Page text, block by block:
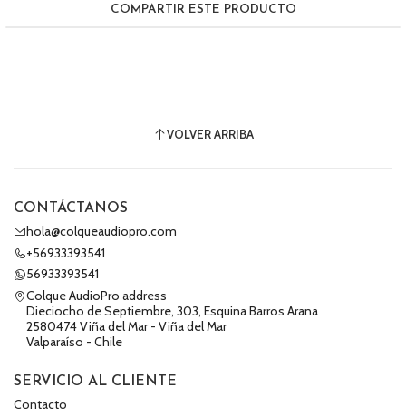
COMPARTIR ESTE PRODUCTO
VOLVER ARRIBA
CONTÁCTANOS
hola@colqueaudiopro.com
+56933393541
56933393541
Colque AudioPro address
Dieciocho de Septiembre, 303, Esquina Barros Arana
2580474 Viña del Mar - Viña del Mar
Valparaíso - Chile
SERVICIO AL CLIENTE
Contacto